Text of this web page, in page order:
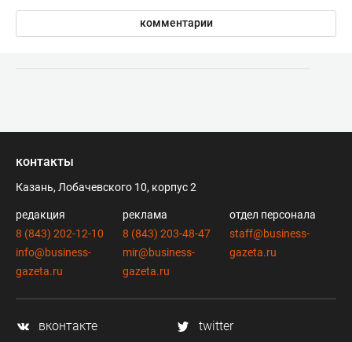
комментарии
контакты
Казань, Лобачевского 10, корпус 2
редакция
8 (843) 202-12-10
info@business-
gazeta.ru
реклама
8 (843) 203-48-47
mir@business-
gazeta.ru
отдел персонала
staff@business-
gazeta.ru
вконтакте
twitter